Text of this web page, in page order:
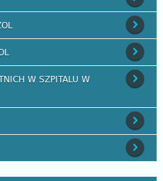
W SZPITALU W